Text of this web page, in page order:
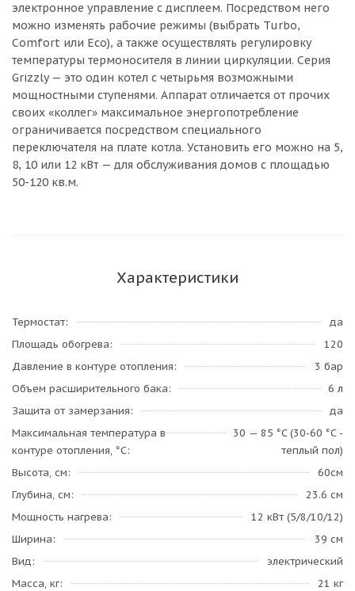
электронное управление с дисплеем. Посредством него
можно изменять рабочие режимы (выбрать Turbo,
Comfort или Eco), а также осуществлять регулировку
температуры термоносителя в линии циркуляции. Серия
Grizzly — это один котел с четырьмя возможными
мощностными ступенями. Аппарат отличается от прочих
своих «коллег» максимальное энергопотребление
ограничивается посредством специального
переключателя на плате котла. Установить его можно на 5,
8, 10 или 12 кВт — для обслуживания домов с площадью
50-120 кв.м.
Характеристики
Термостат
да
Площадь обогрева
120
Давление в контуре отопления
3 бар
Объем расширительного бака
6 л
Защита от замерзания
да
Максимальная температура в
контуре отопления, °C
30 — 85 °C (30-60 °C -
теплый пол)
Высота, см
60см
Глубина, см
23.6 см
Мощность нагрева
12 кВт (5/8/10/12)
Ширина
39 см
Вид
электрический
Масса, кг
21 кг